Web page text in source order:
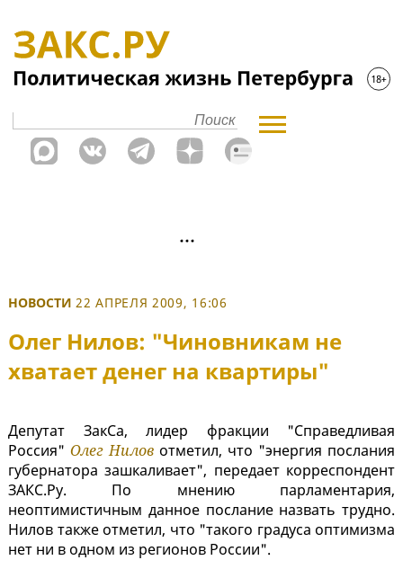
НОВОСТИ 22 АПРЕЛЯ 2009, 16:06
Олег Нилов: "Чиновникам не
хватает денег на квартиры"
Депутат ЗакСа, лидер фракции "Справедливая
Россия" Олег Нилов отметил, что "энергия послания
губернатора зашкаливает", передает корреспондент
ЗАКС.Ру. По мнению парламентария,
неоптимистичным данное послание назвать трудно.
Нилов также отметил, что "такого градуса оптимизма
нет ни в одном из регионов России".